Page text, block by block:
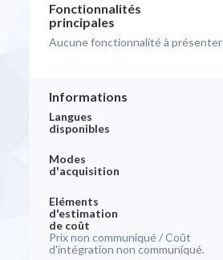
Fonctionnalités
principales
Aucune fonctionnalité à présenter
Informations
Langues
disponibles
Modes
d'acquisition
Eléments
d'estimation
de coût
Prix non communiqué / Coût
d'intégration non communiqué.